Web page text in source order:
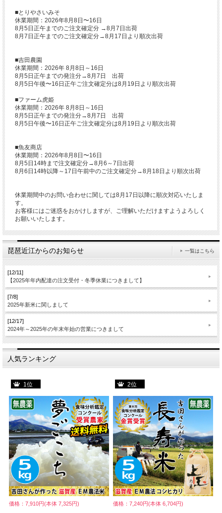
■とりやさいみそ
休業期間：2026年8月8日〜16日
8月5日正午までのご注文確定分 →8月7日出荷
8月7日正午までのご注文確定分→8月17日より順次出荷
■吉田農園
休業期間：2026年 8月8日～16日
8月5日正午までの発注分→8月7日 出荷
8月5日午後〜16日正午ご注文確定分は8月19日より順次出荷
■ファーム虎姫
休業期間：2026年 8月8日～16日
8月5日正午までの発注分→8月7日 出荷
8月5日午後〜16日正午ご注文確定分は8月19日より順次出荷
■魚友商店
休業期間：2026年8月8日〜16日
8月5日14時まで注文確定分→8月6～7日出荷
8月6日14時以降～17日午前中のご注文確定分→8月18日より順次出荷
休業期間中のお問い合わせに関しては8月17日以降に順次対応いたしま
す。
お客様にはご迷惑をおかけしますが、ご理解いただけますようよろしく
お願いいたします。
琵琶近江からのお知らせ 一覧はこちら
[12/11]
【2025年年内配達の注文受付・冬季休業につきまして】
[7/8]
2025年新米に関しまして
[12/17]
2024年～2025年の年末年始の営業につきまして
人気ランキング
1位
価格：7,910円(本体 7,325円)
2位
価格：7,240円(本体 6,704円)